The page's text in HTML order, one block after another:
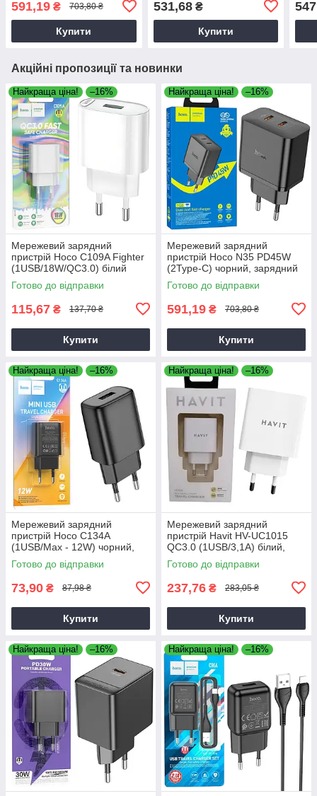
591,19 ₴ 703,80 ₴
Купити
пристрій для телефону
531,68₴
Купити
Акційні пропозиції та новинки
Найкраща ціна! –16%
Мережевий зарядний
пристрій Hoco C109A Fighter
(1USB/18W/QC3.0) білий
Готово до відправки
115,67 ₴ 137,70 ₴
Купити
Найкраща ціна! –16%
Мережевий зарядний
пристрій Hoco N35 PD45W
(2Type-C) чорний, зарядний
блок
Готово до відправки
591,19 ₴ 703,80 ₴
Купити
Найкраща ціна! –16%
Мережевий зарядний
пристрій Hoco C134A
(1USB/Max - 12W) чорний,
зарядка для телефону,
зарядний пристрій для
Готово до відправки
73,90 ₴ 87,98 ₴
Купити
Найкраща ціна! –16%
Мережевий зарядний
пристрій Havit HV-UC1015
QC3.0 (1USB/3,1А) білий,
адаптер живлення
Готово до відправки
237,76 ₴ 283,05 ₴
Купити
Найкраща ціна! –16% Найкраща ціна! –16%